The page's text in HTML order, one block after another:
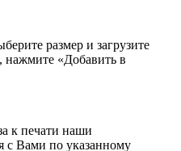
размер и загрузите
нажмите «Добавить в
к печати наши
с Вами по указанному